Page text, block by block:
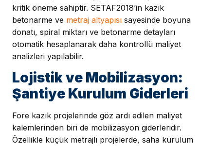
kritik öneme sahiptir. SETAF2018’in kazık
betonarme ve metraj altyapısı sayesinde boyuna
donatı, spiral miktarı ve betonarme detayları
otomatik hesaplanarak daha kontrollü maliyet
analizleri yapılabilir.
Lojistik ve Mobilizasyon:
Şantiye Kurulum Giderleri
Fore kazık projelerinde göz ardı edilen maliyet
kalemlerinden biri de mobilizasyon giderleridir.
Özellikle küçük metrajlı projelerde, saha kurulum